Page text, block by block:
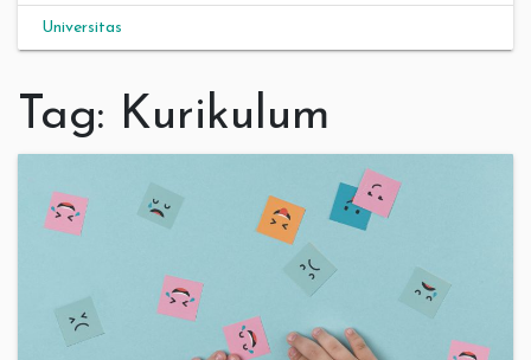
Universitas
Tag: Kurikulum